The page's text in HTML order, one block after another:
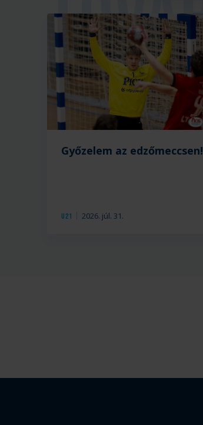
U21 2026. júl. 31.
Győzelem az edzőmeccsen!